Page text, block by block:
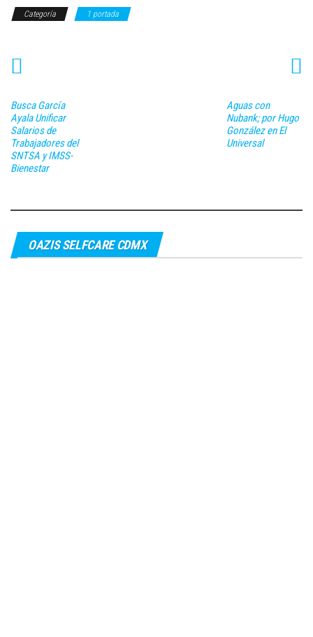
Categoría 1 portada
Busca García
Ayala Unificar
Salarios de
Trabajadores del
SNTSA y IMSS-
Bienestar
Aguas con
Nubank; por Hugo
González en El
Universal
OAZIS SELFCARE CDMX